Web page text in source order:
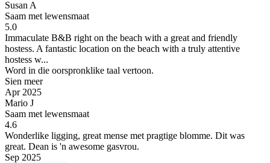
Susan A
Saam met lewensmaat
5.0
Immaculate B&B right on the beach with a great and friendly
hostess. A fantastic location on the beach with a truly attentive
hostess w...
Word in die oorspronklike taal vertoon.
Sien meer
Apr 2025
Mario J
Saam met lewensmaat
4.6
Wonderlike ligging, great mense met pragtige blomme. Dit was
great. Dean is 'n awesome gasvrou.
Sep 2025